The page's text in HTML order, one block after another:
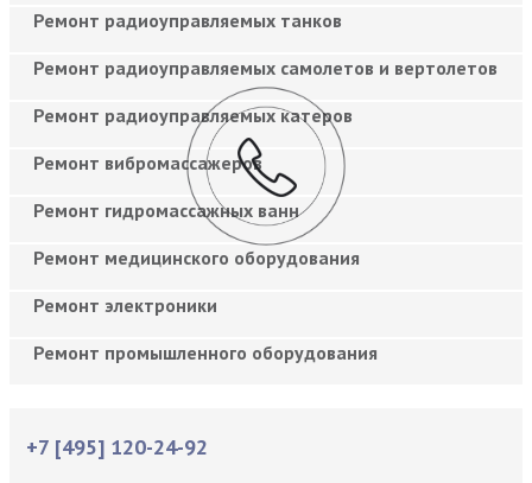
Ремонт радиоуправляемых танков
Ремонт радиоуправляемых самолетов и вертолетов
Ремонт радиоуправляемых катеров
Ремонт вибромассажеров
Ремонт гидромассажных ванн
Ремонт медицинского оборудования
Ремонт электроники
Ремонт промышленного оборудования
+7 [495] 120-24-92